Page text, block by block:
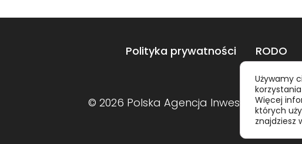
Polityka prywatności RODO
© 2026 Polska Agencja Inwestycji i
Używamy
Więcej
których
znajdziesz